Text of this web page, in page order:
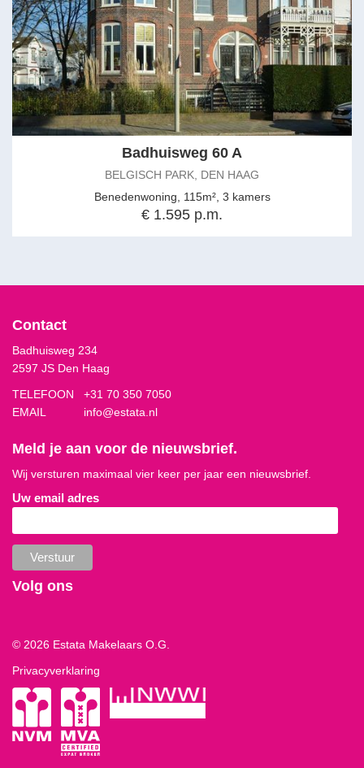
Badhuisweg 60 A
BELGISCH PARK, DEN HAAG
Benedenwoning, 115m², 3 kamers
€ 1.595 p.m.
Contact
Badhuisweg 234
2597 JS Den Haag
TELEFOON +31 70 350 7050
EMAIL
info@estata.nl
Meld je aan voor de nieuwsbrief.
Wij versturen maximaal vier keer per jaar een nieuwsbrief.
Uw email adres
Volg ons
© 2026 Estata Makelaars O.G.
Privacyverklaring